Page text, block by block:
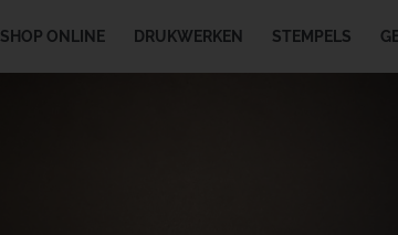
SHOP ONLINE DRUKWERKEN STEMPELS